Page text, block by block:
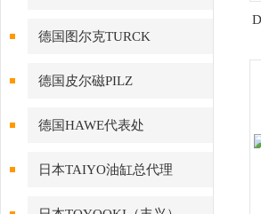
德国图尔克TURCK
德国皮尔磁PILZ
德国HAWE代表处
日本TAIYO油缸总代理